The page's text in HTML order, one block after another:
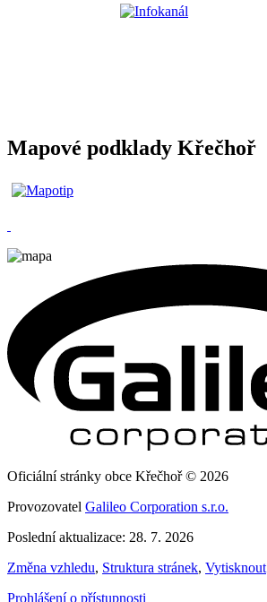
Mapové podklady Křečhoř
Oficiální stránky obce Křečhoř © 2026
Provozovatel Galileo Corporation s.r.o.
Poslední aktualizace: 28. 7. 2026
Změna vzhledu, Struktura stránek, Vytisknout
Prohlášení o přístupnosti